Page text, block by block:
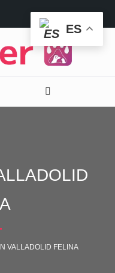
VALLADOLID FELINA
ES